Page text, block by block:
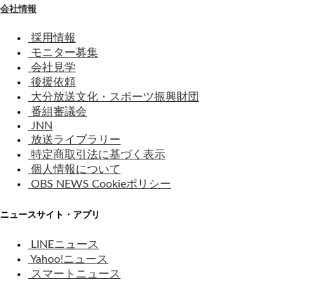
会社情報
採用情報
モニター募集
会社見学
後援依頼
大分放送文化・スポーツ振興財団
番組審議会
JNN
放送ライブラリー
特定商取引法に基づく表示
個人情報について
OBS NEWS Cookieポリシー
ニュースサイト・アプリ
LINEニュース
Yahoo!ニュース
スマートニュース